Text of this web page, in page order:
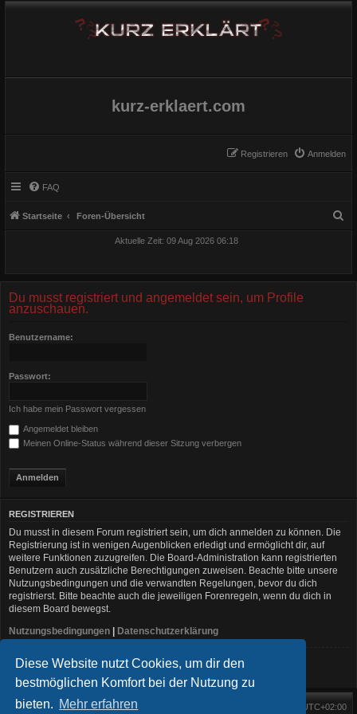
Diese Website nutzt Cookies, um dir den
bestmöglichen Komfort bei der Nutzung zu
bieten. Mehr erfahren
kurz-erklaert.com
Anmelden
Registrieren
FAQ
Startseite Foren-Übersicht
Aktuelle Zeit: 09 Aug 2026 06:18
Du musst registriert und angemeldet sein, um Profile
anzuschauen.
Benutzername:
Passwort:
Ich habe mein Passwort vergessen
Angemeldet bleiben
Meinen Online-Status während dieser Sitzung verbergen
REGISTRIEREN
Du musst in diesem Forum registriert sein, um dich anmelden zu können. Die
Registrierung ist in wenigen Augenblicken erledigt und ermöglicht dir, auf
weitere Funktionen zuzugreifen. Die Board-Administration kann registrierten
Benutzern auch zusätzliche Berechtigungen zuweisen. Beachte bitte unsere
Nutzungsbedingungen und die verwandten Regelungen, bevor du dich
registrierst. Bitte beachte auch die jeweiligen Forenregeln, wenn du dich in
diesem Board bewegst.
Nutzungsbedingungen | Datenschutzerklärung
Registrieren
Startseite Foren-Übersicht UTC+02:00